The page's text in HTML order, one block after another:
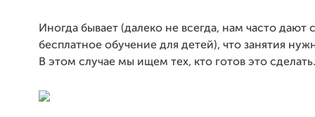
Иногда бывает (далеко не всегда, нам часто дают
бесплатное обучение для детей), что занятия
В этом случае мы ищем тех, кто готов это сделать.